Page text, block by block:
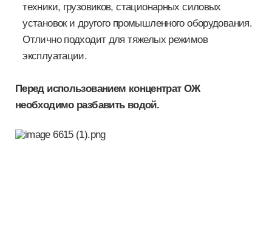
техники, грузовиков, стационарных силовых
установок и другого промышленного оборудования.
Отлично подходит для тяжелых режимов
эксплуатации.
Перед использованием концентрат ОЖ
необходимо разбавить водой.